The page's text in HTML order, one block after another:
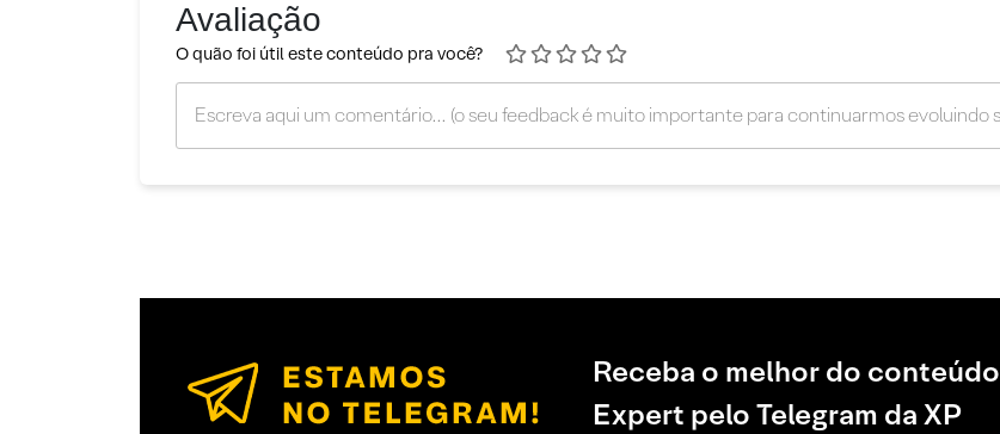
Avaliação
O quão foi útil este conteúdo pra você?
Receba o melhor do conteúdo
Expert pelo Telegram da XP